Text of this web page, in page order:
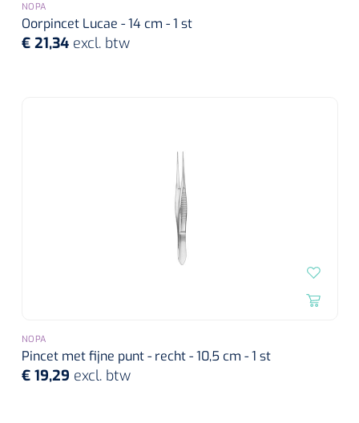
NOPA
Oorpincet Lucae - 14 cm - 1 st
€ 21,34 excl. btw
NOPA
Pincet met fijne punt - recht - 10,5 cm - 1 st
€ 19,29 excl. btw